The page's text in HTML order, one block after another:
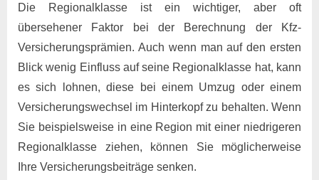
Die Regionalklasse ist ein wichtiger, aber oft
übersehener Faktor bei der Berechnung der Kfz-
Versicherungsprämien. Auch wenn man auf den ersten
Blick wenig Einfluss auf seine Regionalklasse hat, kann
es sich lohnen, diese bei einem Umzug oder einem
Versicherungswechsel im Hinterkopf zu behalten. Wenn
Sie beispielsweise in eine Region mit einer niedrigeren
Regionalklasse ziehen, können Sie möglicherweise
Ihre Versicherungsbeiträge senken.